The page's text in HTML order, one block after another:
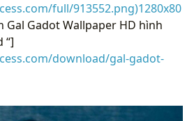
full/913552.png)1280x80
Gal Gadot Wallpaper HD hình
“]
download/gal-gadot-